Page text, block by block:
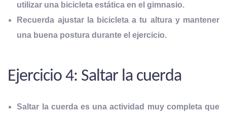
utilizar una bicicleta estática en el gimnasio.
Recuerda ajustar la bicicleta a tu altura y mantener
una buena postura durante el ejercicio.
Ejercicio 4: Saltar la cuerda
Saltar la cuerda es una actividad muy completa que